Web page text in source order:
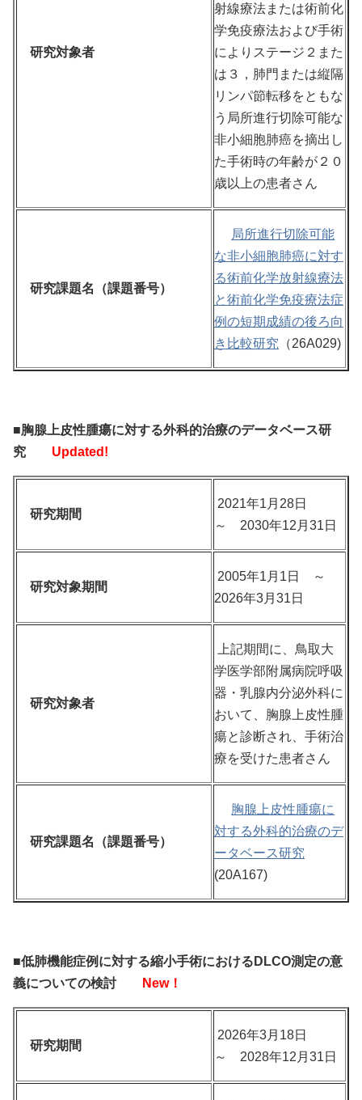
研究対象者
射線療法または術前化
学免疫療法および手術
によりステージ２また
は３，肺門または縦隔
リンパ節転移をともな
う局所進行切除可能な
非小細胞肺癌を摘出し
た手術時の年齢が２０
歳以上の患者さん
研究課題名（課題番号）
局所進行切除可能
な非小細胞肺癌に対す
る術前化学放射線療法
と術前化学免疫療法症
例の短期成績の後ろ向
き比較研究 （26A029)
■胸腺上皮性腫瘍に対する外科的治療のデータベース研
究 Updated!
研究期間
2021年1月28日
～ 2030年12月31日
研究対象期間
2005年1月1日 ～
2026年3月31日
研究対象者
上記期間に、鳥取大
学医学部附属病院呼吸
器・乳腺内分泌外科に
おいて、胸腺上皮性腫
瘍と診断され、手術治
療を受けた患者さん
研究課題名（課題番号）
胸腺上皮性腫瘍に
対する外科的治療のデ
ータベース研究
(20A167)
■低肺機能症例に対する縮小手術におけるDLCO測定の意
義についての検討
New！
研究期間
2026年3月18日
～ 2028年12月31日